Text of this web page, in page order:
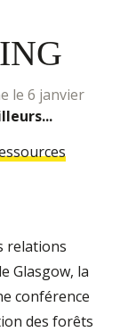
le 6 janvier
relations
Glasgow, la
conférence
des forêts